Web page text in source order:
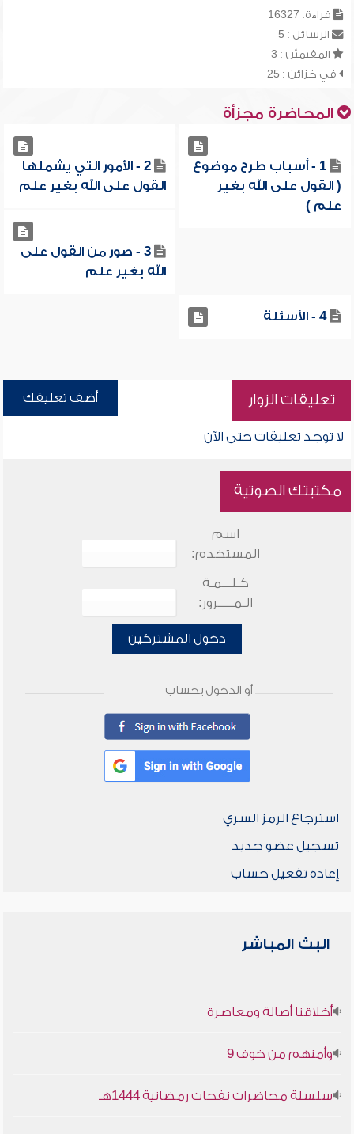
قراءة: 16327
الرسائل : 5
المقيميّن : 3
في خزائن : 25
المحاضرة مجزأة
1 - أسباب طرح موضوع
( القول على الله بغير
علم )
2 - الأمور التي يشملها
القول على الله بغير علم
3 - صور من القول على
الله بغير علم
4 - الأسئلة
تعليقات الزوار أضف تعليقك
لا توجد تعليقات حتى الآن
مكتبتك الصوتية
اسم
المستخدم:
كـلـــمـة
الـمـــــرور:
دخول المشتركين
أو الدخول بحساب
استرجاع الرمز السري
تسجيل عضو جديد
إعادة تفعيل حساب
البث المباشر
أخلاقنا أصالة ومعاصرة
وأمنهم من خوف 9
سلسلة محاضرات نفحات رمضانية 1444هـ